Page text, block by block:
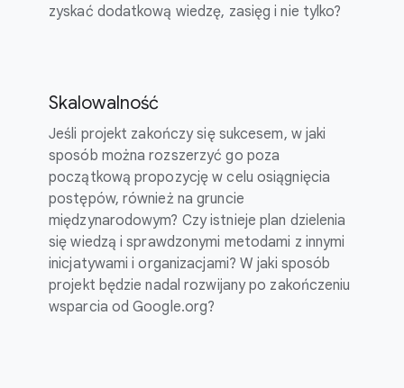
zyskać dodatkową wiedzę, zasięg i nie tylko?
Skalowalność
Jeśli projekt zakończy się sukcesem, w jaki
sposób można rozszerzyć go poza
początkową propozycję w celu osiągnięcia
postępów, również na gruncie
międzynarodowym? Czy istnieje plan dzielenia
się wiedzą i sprawdzonymi metodami z innymi
inicjatywami i organizacjami? W jaki sposób
projekt będzie nadal rozwijany po zakończeniu
wsparcia od Google.org?